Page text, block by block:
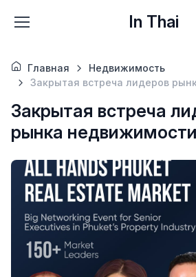
In Thai
Главная
Недвижимость
Закрытая встреча лидеров
Закрытая встреча
рынка недвижимости